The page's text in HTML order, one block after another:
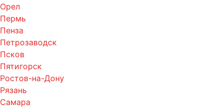
Орел
Пермь
Пенза
Петрозаводск
Псков
Пятигорск
Ростов-на-Дону
Рязань
Самара